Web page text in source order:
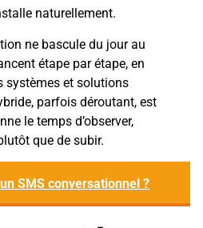
naturellement.
ne bascule du jour au
étape par étape, en
systèmes et solutions
parfois déroutant, est
le temps d’observer,
que de subir.
SMS conversationnel ?